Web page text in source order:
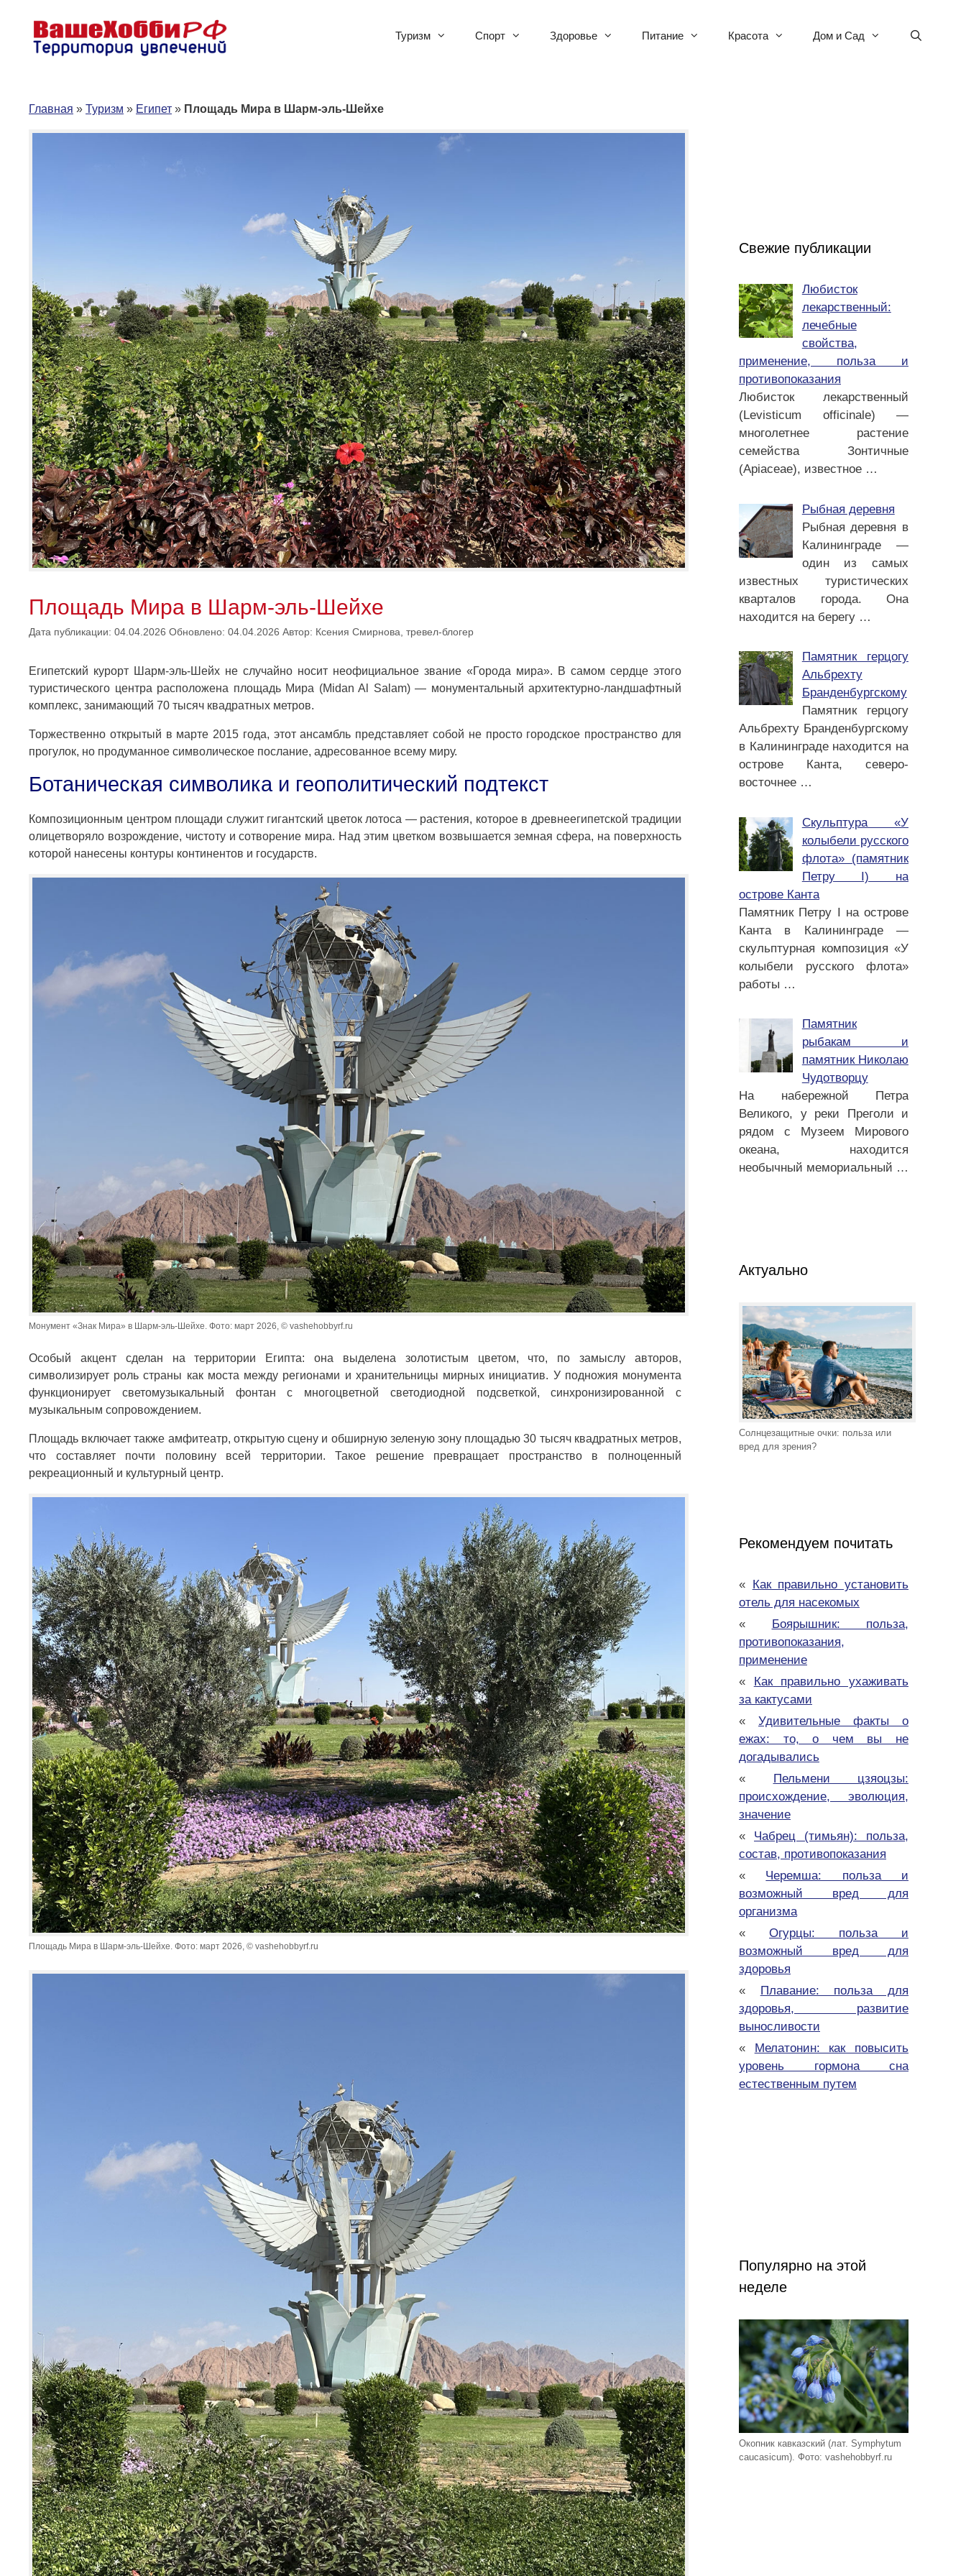
содержимому
Туризм Спорт Здоровье Питание Красота Дом и Сад
Главная » Туризм » Египет » Площадь Мира в Шарм-эль-Шейхе
Площадь Мира в Шарм-эль-Шейхе
Дата публикации: 04.04.2026 Обновлено: 04.04.2026 Автор: Ксения Смирнова, тревел-блогер
Египетский курорт Шарм-эль-Шейх не случайно носит неофициальное звание «Города мира». В самом сердце этого
туристического центра расположена площадь Мира (Midan Al Salam) — монументальный архитектурно-ландшафтный
комплекс, занимающий 70 тысяч квадратных метров.
Торжественно открытый в марте 2015 года, этот ансамбль представляет собой не просто городское пространство для
прогулок, но продуманное символическое послание, адресованное всему миру.
Ботаническая символика и геополитический подтекст
Композиционным центром площади служит гигантский цветок лотоса — растения, которое в древнеегипетской традиции
олицетворяло возрождение, чистоту и сотворение мира. Над этим цветком возвышается земная сфера, на поверхность
которой нанесены контуры континентов и государств.
Монумент «Знак Мира» в Шарм-эль-Шейхе. Фото: март 2026, © vashehobbyrf.ru
Особый акцент сделан на территории Египта: она выделена золотистым цветом, что, по замыслу авторов,
символизирует роль страны как моста между регионами и хранительницы мирных инициатив. У подножия монумента
функционирует светомузыкальный фонтан с многоцветной светодиодной подсветкой, синхронизированной с
музыкальным сопровождением.
Площадь включает также амфитеатр, открытую сцену и обширную зеленую зону площадью 30 тысяч квадратных метров,
что составляет почти половину всей территории. Такое решение превращает пространство в полноценный
рекреационный и культурный центр.
Площадь Мира в Шарм-эль-Шейхе. Фото: март 2026, © vashehobbyrf.ru
Свежие публикации
Любисток
лекарственный:
лечебные
свойства,
применение, польза и
противопоказания
Любисток лекарственный
(Levisticum officinale) —
многолетнее растение
семейства Зонтичные
(Apiaceae), известное …
Рыбная деревня
Рыбная деревня в
Калининграде —
один из самых
известных туристических
кварталов города. Она
находится на берегу …
Памятник герцогу
Альбрехту
Бранденбургскому
Памятник герцогу
Альбрехту Бранденбургскому
в Калининграде находится на
острове Канта, северо-
восточнее …
Скульптура «У
колыбели русского
флота» (памятник
Петру I) на
острове Канта
Памятник Петру I на острове
Канта в Калининграде —
скульптурная композиция «У
колыбели русского флота»
работы …
Памятник
рыбакам и
памятник Николаю
Чудотворцу
На набережной Петра
Великого, у реки Преголи и
рядом с Музеем Мирового
океана, находится
необычный мемориальный …
Актуально
Солнцезащитные очки: польза или
вред для зрения?
Рекомендуем почитать
«
Как правильно установить
отель для насекомых
«
Боярышник: польза,
противопоказания,
применение
«
Как правильно ухаживать
за кактусами
« Удивительные факты о
ежах: то, о чем вы не
догадывались
«
Пельмени цзяоцзы:
происхождение, эволюция,
значение
« Чабрец (тимьян): польза,
состав, противопоказания
« Черемша: польза и
возможный вред для
организма
« Огурцы: польза и
возможный вред для
здоровья
«
Плавание: польза для
здоровья, развитие
выносливости
«
Мелатонин: как повысить
уровень гормона сна
естественным путем
Популярно на этой
неделе
Окопник кавказский (лат. Symphytum
caucasicum). Фото: vashehobbyrf.ru